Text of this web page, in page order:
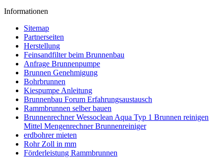
Informationen
Sitemap
Partnerseiten
Herstellung
Feinsandfilter beim Brunnenbau
Anfrage Brunnenpumpe
Brunnen Genehmigung
Bohrbrunnen
Kiespumpe Anleitung
Brunnenbau Forum Erfahrungsaustausch
Rammbrunnen selber bauen
Brunnenrechner Wessoclean Aqua Typ 1 Brunnen reinigen
Mittel Mengenrechner Brunnenreiniger
erdbohrer mieten
Rohr Zoll in mm
Förderleistung Rammbrunnen